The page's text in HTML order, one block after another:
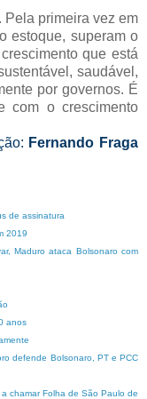
Pela primeira vez em
estoque, superam o
que está
saudável,
por governos. É
com o crescimento
Fernando Fraga
de assinatura
2019
Maduro ataca Bolsonaro com
anos
defende Bolsonaro, PT e PCC
chamar Folha de São Paulo de